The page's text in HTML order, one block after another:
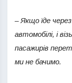
– Якщо їде
автомобілі, і
пасажирів
ми не бачимо.